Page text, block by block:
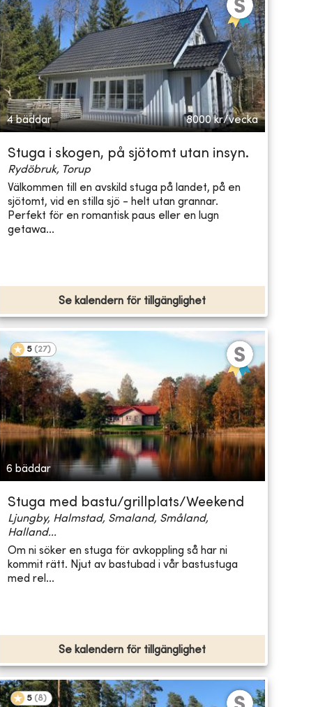
4 bäddar 8000 kr/vecka
Stuga i skogen, på sjötomt utan insyn.
Rydöbruk, Torup
Välkommen till en avskild stuga på landet, på en
sjötomt, vid en stilla sjö - helt utan grannar.
Perfekt för en romantisk paus eller en lugn
getawa...
Se kalendern för tillgänglighet
5 (27)
6 bäddar
Stuga med bastu/grillplats/Weekend
Ljungby, Halmstad, Smaland, Småland,
Halland...
Om ni söker en stuga för avkoppling så har ni
kommit rätt. Njut av bastubad i vår bastustuga
med rel...
Se kalendern för tillgänglighet
5 (8)